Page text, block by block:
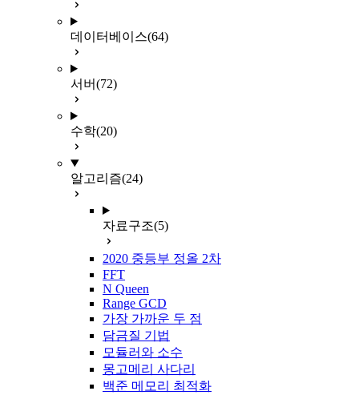
데이터베이스(64)
서버(72)
수학(20)
알고리즘(24)
자료구조(5)
2020 중등부 정올 2차
FFT
N Queen
Range GCD
가장 가까운 두 점
담금질 기법
모듈러와 소수
몽고메리 사다리
백준 메모리 최적화